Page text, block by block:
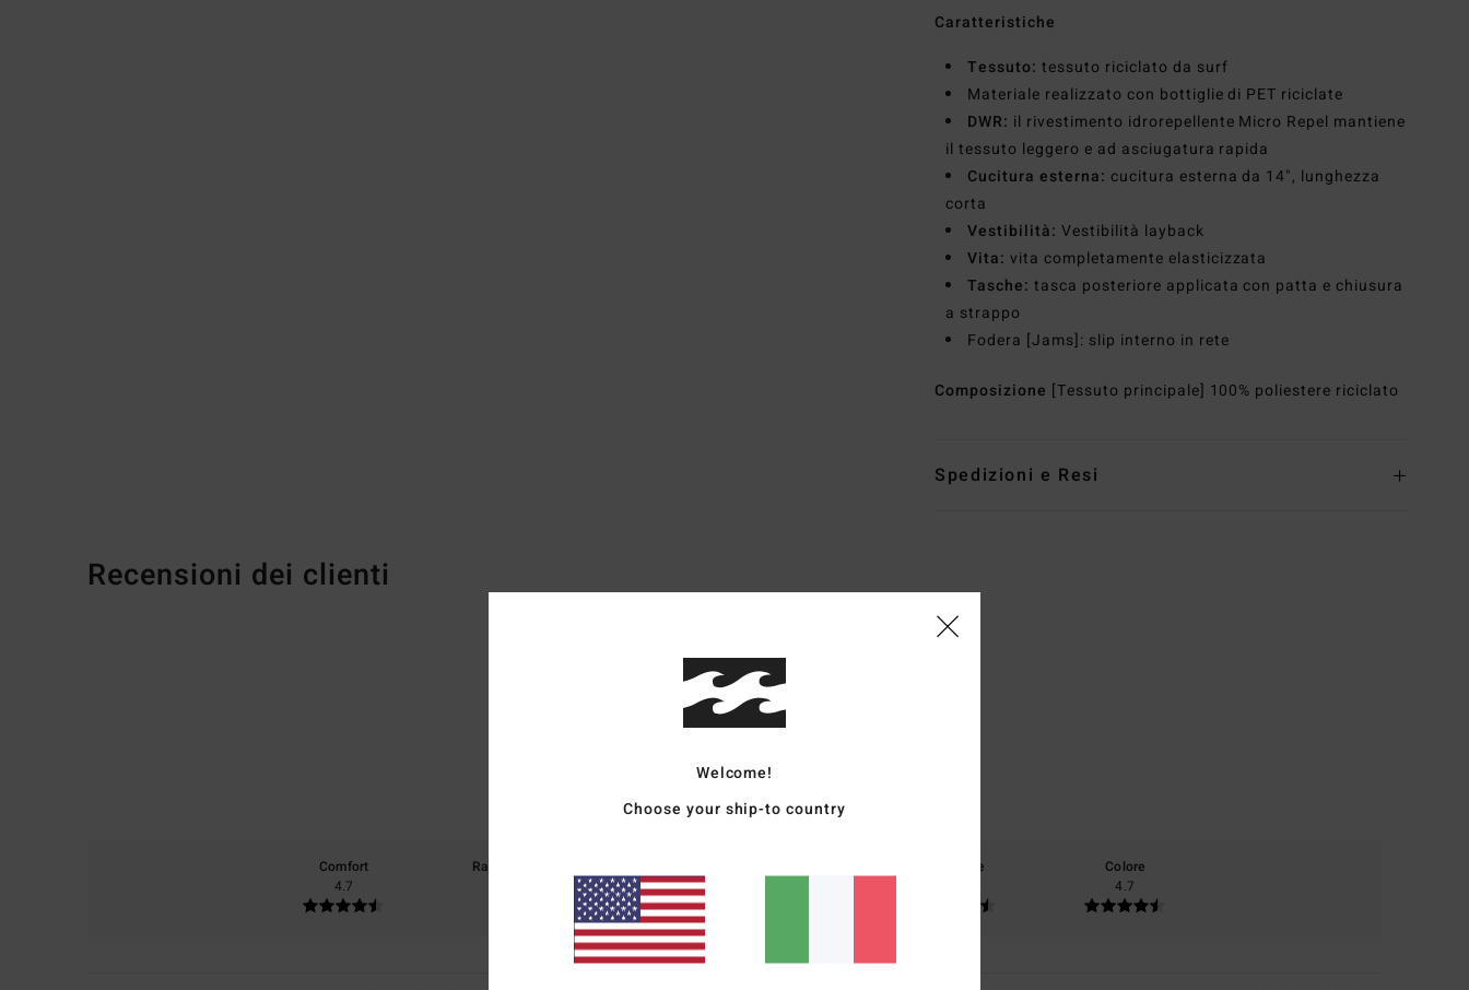
Caratteristiche
Tessuto:tessuto riciclato da surf
Materiale realizzato con bottiglie di PET riciclate
DWR: il rivestimento idrorepellente Micro Repel mantiene
il tessuto leggero e ad asciugatura rapida
Cucitura esterna: cucitura esterna da 14", lunghezza
corta
Vestibilità: Vestibilità layback
Vita:vita completamente elasticizzata
Tasche:tasca posteriore applicata con patta e chiusura
a strappo
Fodera [Jams]: slip interno in rete
Composizione [Tessuto principale] 100% poliestere riciclato
Spedizioni e Resi
Recensioni dei clienti
Punteggio medio
4.8/5
Il 75% dei nostri clienti consiglia questo prodotto
Comfort
4.7
Rapporto qualità-prezzo
Materiale
Colore
4.7
Welcome!
Choose your ship-to country